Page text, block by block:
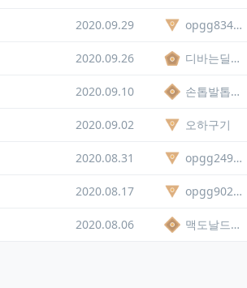
2020.09.29 opgg834128369200
2020.09.26 디바는딜도잘넣어3541
2020.09.10 손톱발톱톱톱
2020.09.02 오하구기
2020.08.31 opgg249074144211
2020.08.17 opgg902802965072
2020.08.06 맥도날드캐첩도둑엄준식